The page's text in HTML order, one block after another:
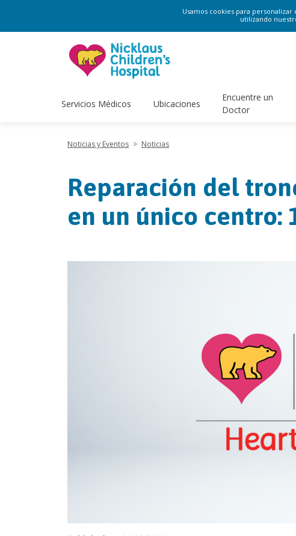
Usamos cookies para
utilizando
Servicios Médicos Ubicaciones
Encuentre un
Doctor
Noticias y Eventos > Noticias
Reparación del
en un único centro: